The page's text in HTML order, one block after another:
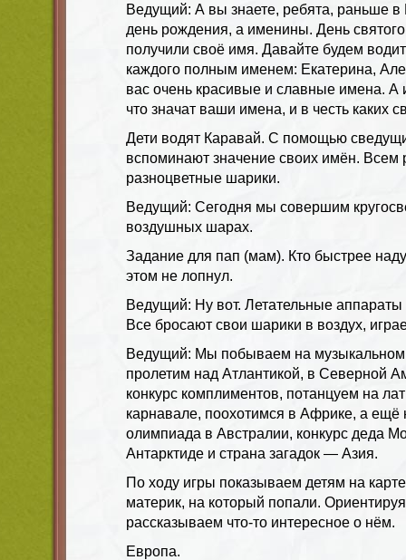
Ведущий: А вы знаете, ребята, раньше в
день рождения, а именины. День
получили своё имя. Давайте будем
каждого полным именем: Екатерина,
вас очень красивые и славные имена. А
что значат ваши имена, и в честь каких
Дети водят Каравай. С помощью
вспоминают значение своих имён. Всем
разноцветные шарики.
Ведущий: Сегодня мы совершим
воздушных шарах.
Задание для пап (мам). Кто быстрее
этом не лопнул.
Ведущий: Ну вот. Летательные
Все бросают свои шарики в воздух,
Ведущий: Мы побываем на музыкальном
пролетим над Атлантикой, в Северной
конкурс комплиментов, потанцуем на
карнавале, поохотимся в Африке, а ещё
олимпиада в Австралии, конкурс деда
Антарктиде и страна загадок — Азия.
По ходу игры показываем детям на
материк, на который попали.
рассказываем что-то интересное о нём.
Европа.